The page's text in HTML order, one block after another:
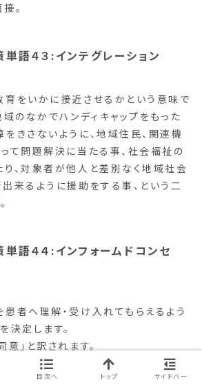
。
語４３:インテグレーション
をいかに接近させるかという意味で
域のなかでハンディキャップをもった
きさないように、地域住民、関連機
て問題解決に当たる事、社会福祉の
、対象者が他人と差別なく地域社会
来るように援助をする事、という二
語４４:インフォームドコンセ
者へ理解・受け入れてもらえるよう
決定します。
」と訳されます。
目次へ トップ サイドバー